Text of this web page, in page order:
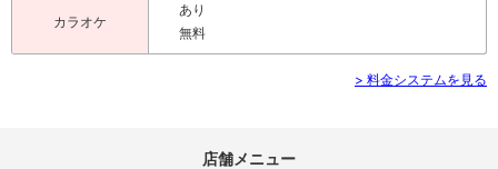
カラオケ
あり
無料
> 料金システムを見る
店舗メニュー